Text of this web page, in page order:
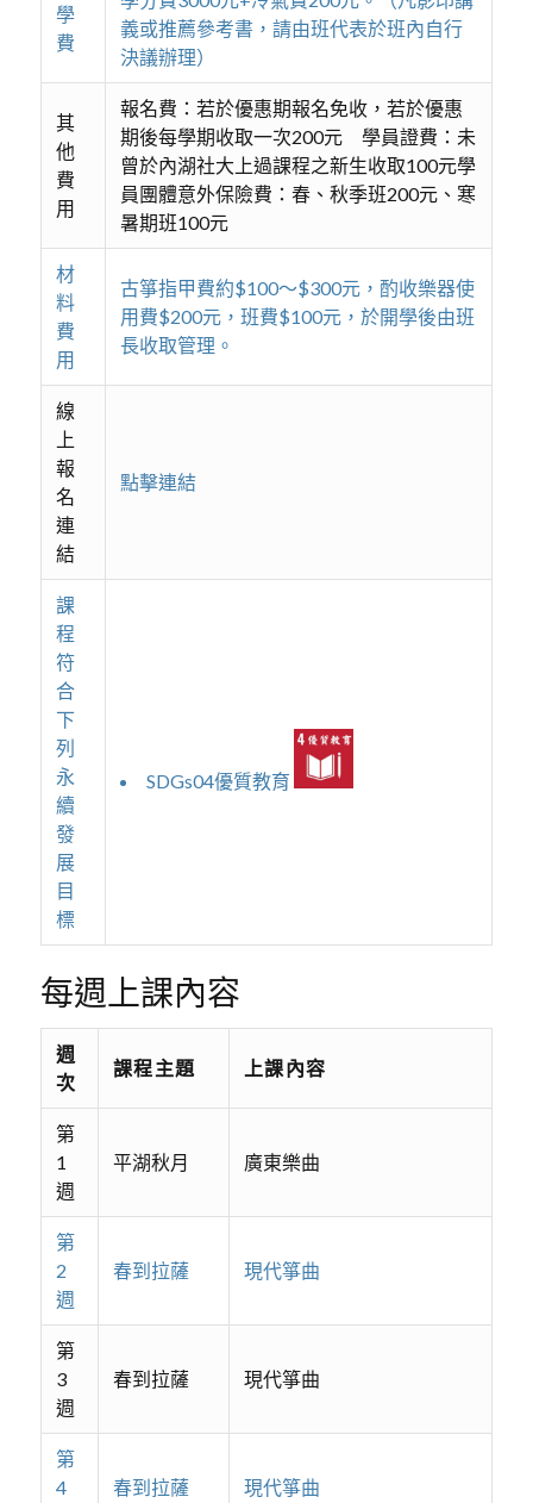
學
費
義或推薦參考書，請由班代表於班內自行
決議辦理）
其
他
費
用
報名費：若於優惠期報名免收，若於優惠
期後每學期收取一次200元 學員證費：未
曾於內湖社大上過課程之新生收取100元學
員團體意外保險費：春、秋季班200元、寒
暑期班100元
材
料
費
用
古箏指甲費約$100～$300元，酌收樂器使
用費$200元，班費$100元，於開學後由班
長收取管理。
線
上
報
名
連
結
點擊連結
課
程
符
合
下
列
永
續
發
展
目
標
SDGs04優質教育
每週上課內容
週
次
課程主題 上課內容
第
1
週
平湖秋月 廣東樂曲
第
2
週
春到拉薩 現代箏曲
第
3
週
春到拉薩 現代箏曲
第
4
春到拉薩 現代箏曲